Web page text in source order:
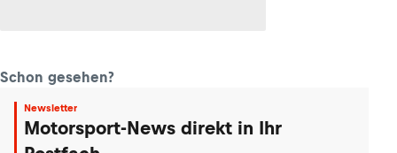
Schon gesehen?
Newsletter
Motorsport-News direkt in Ihr